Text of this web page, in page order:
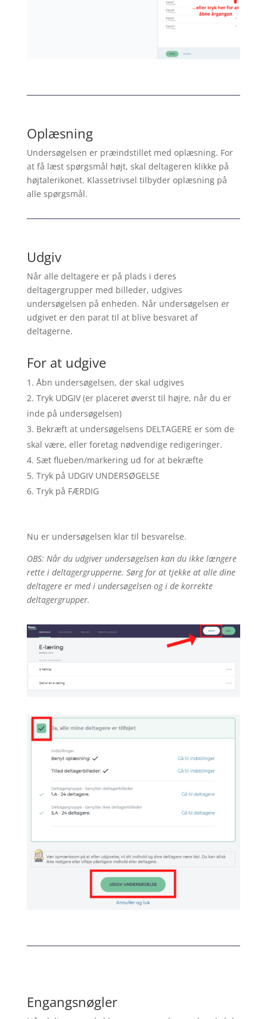
Oplæsning
Undersøgelsen er præindstillet med oplæsning. For
at få læst spørgsmål højt, skal deltageren klikke på
højtalerikonet. Klassetrivsel tilbyder oplæsning på
alle spørgsmål.
Udgiv
Når alle deltagere er på plads i deres
deltagergrupper med billeder, udgives
undersøgelsen på enheden. Når undersøgelsen er
udgivet er den parat til at blive besvaret af
deltagerne.
For at udgive
Åbn undersøgelsen, der skal udgives
Tryk UDGIV (er placeret øverst til højre, når du er
inde på undersøgelsen)
Bekræft at undersøgelsens DELTAGERE er som de
skal være, eller foretag nødvendige redigeringer.
Sæt flueben/markering ud for at bekræfte
Tryk på UDGIV UNDERSØGELSE
Tryk på FÆRDIG
Nu er undersøgelsen klar til besvarelse.
OBS: Når du udgiver undersøgelsen kan du ikke længere
rette i deltagergrupperne. Sørg for at tjekke at alle dine
deltagere er med i undersøgelsen og i de korrekte
deltagergrupper.
Engangsnøgler